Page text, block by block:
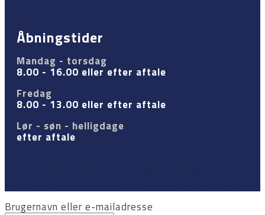
Åbningstider
Mandag - torsdag
8.00 - 16.00 eller efter aftale
Fredag
8.00 - 13.00 eller efter aftale
Lør - søn - helligdage
efter aftale
Brugernavn eller e-mailadresse